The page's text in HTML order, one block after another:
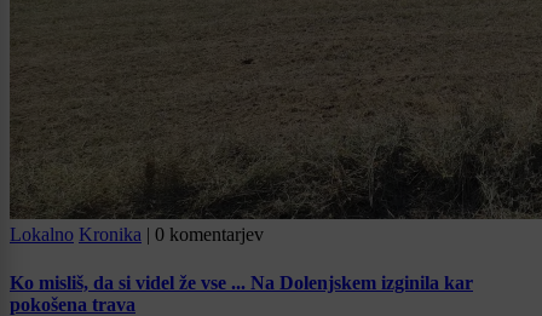
Lokalno Kronika 0 komentarjev
Ko misliš, da si videl že vse ... Na Dolenjskem izginila kar
pokošena trava